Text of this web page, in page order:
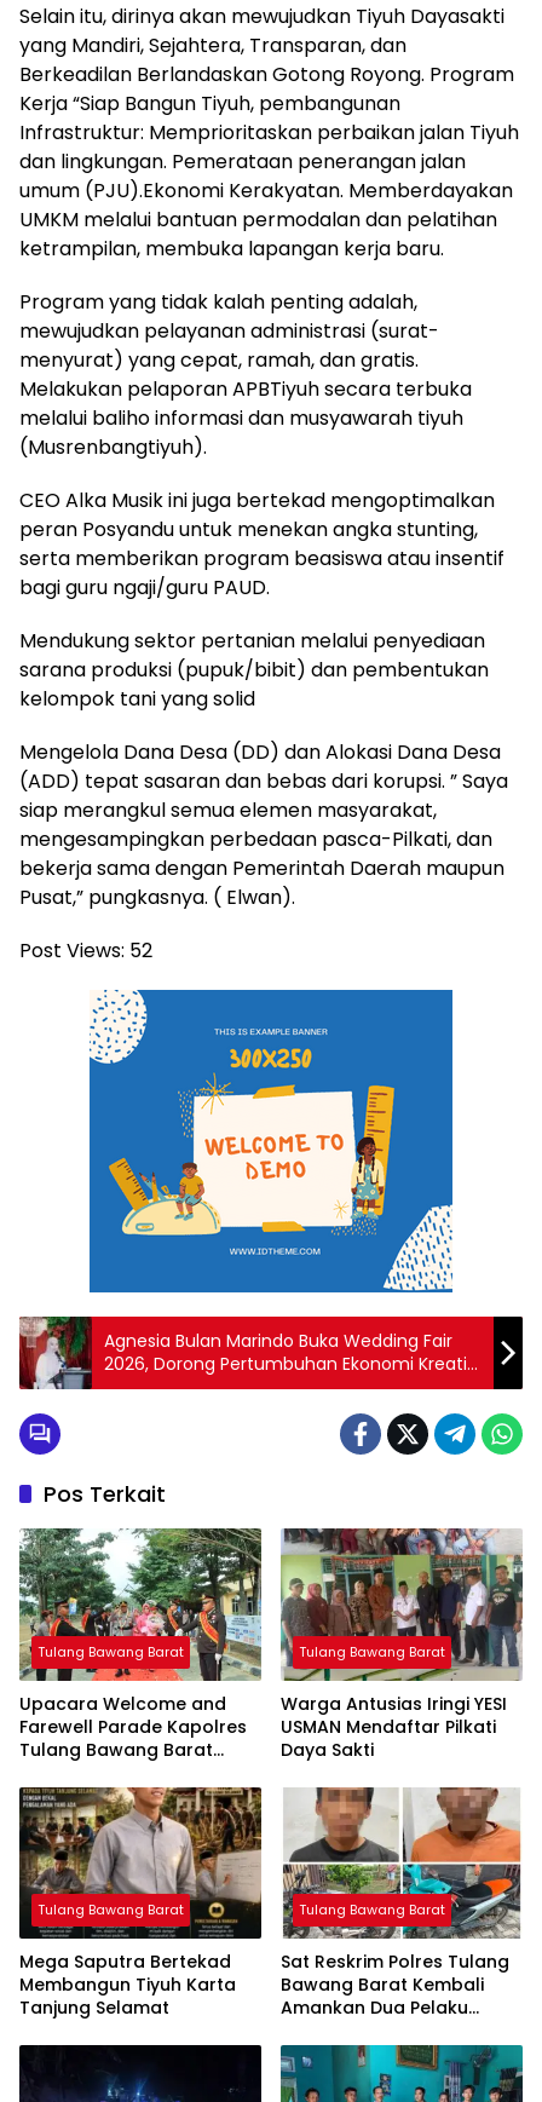
Selain itu, dirinya akan mewujudkan Tiyuh Dayasakti
yang Mandiri, Sejahtera, Transparan, dan
Berkeadilan Berlandaskan Gotong Royong. Program
Kerja “Siap Bangun Tiyuh, pembangunan
Infrastruktur: Memprioritaskan perbaikan jalan Tiyuh
dan lingkungan. Pemerataan penerangan jalan
umum (PJU).Ekonomi Kerakyatan. Memberdayakan
UMKM melalui bantuan permodalan dan pelatihan
ketrampilan, membuka lapangan kerja baru.
Program yang tidak kalah penting adalah,
mewujudkan pelayanan administrasi (surat-
menyurat) yang cepat, ramah, dan gratis.
Melakukan pelaporan APBTiyuh secara terbuka
melalui baliho informasi dan musyawarah tiyuh
(Musrenbangtiyuh).
CEO Alka Musik ini juga bertekad mengoptimalkan
peran Posyandu untuk menekan angka stunting,
serta memberikan program beasiswa atau insentif
bagi guru ngaji/guru PAUD.
Mendukung sektor pertanian melalui penyediaan
sarana produksi (pupuk/bibit) dan pembentukan
kelompok tani yang solid
Mengelola Dana Desa (DD) dan Alokasi Dana Desa
(ADD) tepat sasaran dan bebas dari korupsi. ” Saya
siap merangkul semua elemen masyarakat,
mengesampingkan perbedaan pasca-Pilkati, dan
bekerja sama dengan Pemerintah Daerah maupun
Pusat,” pungkasnya. ( Elwan).
Post Views: 52
Agnesia Bulan Marindo Buka Wedding Fair
2026, Dorong Pertumbuhan Ekonomi Kreatif
Lampung
Pos Terkait
Tulang Bawang Barat
Upacara Welcome and
Farewell Parade Kapolres
Tulang Bawang Barat
Tulang Bawang Barat
Warga Antusias Iringi YESI
USMAN Mendaftar Pilkati
Daya Sakti
Tulang Bawang Barat
Mega Saputra Bertekad
Membangun Tiyuh Karta
Tanjung Selamat
Tulang Bawang Barat
Sat Reskrim Polres Tulang
Bawang Barat Kembali
Amankan Dua Pelaku
Tulang Bawang Tengah